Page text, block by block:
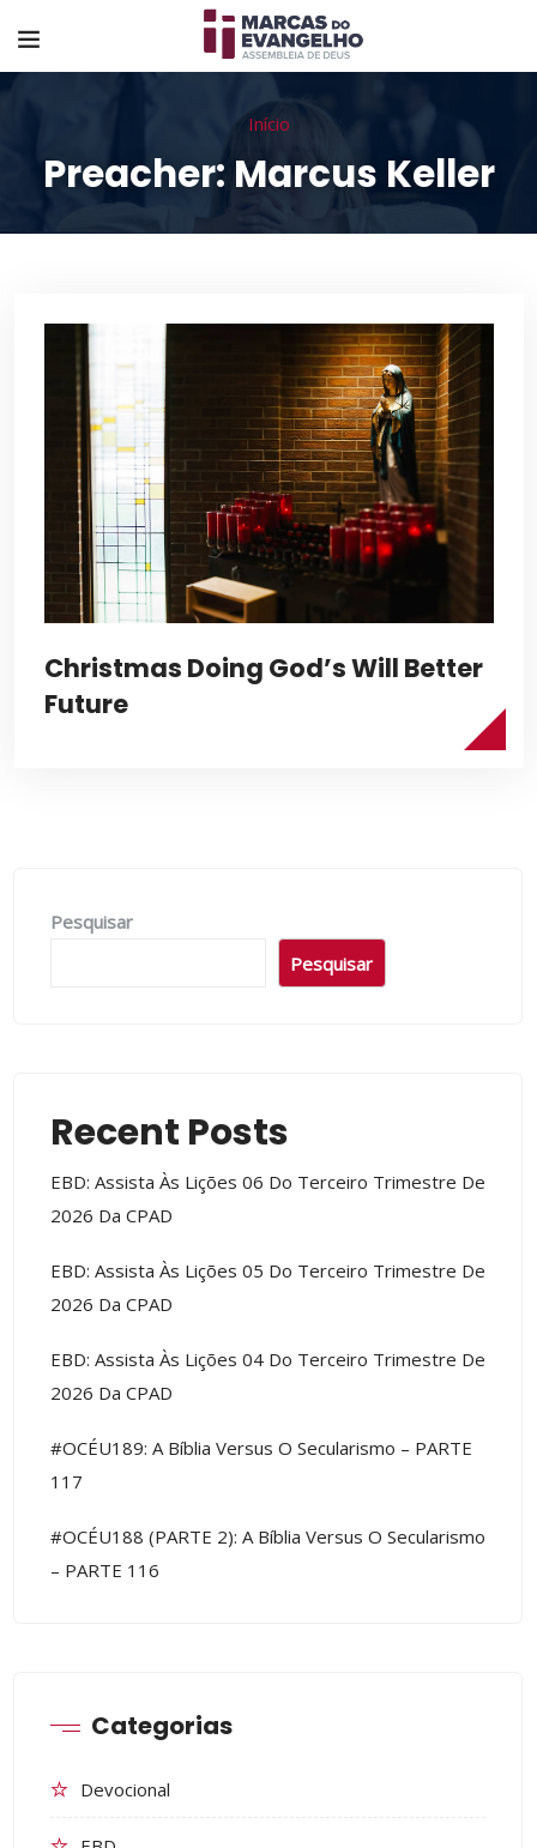
Início
Preacher: Marcus Keller
Christmas Doing God’s Will Better
Future
Pesquisar
Pesquisar
Recent Posts
EBD: Assista Às Lições 06 Do Terceiro Trimestre De
2026 Da CPAD
EBD: Assista Às Lições 05 Do Terceiro Trimestre De
2026 Da CPAD
EBD: Assista Às Lições 04 Do Terceiro Trimestre De
2026 Da CPAD
#OCÉU189: A Bíblia Versus O Secularismo – PARTE
117
#OCÉU188 (PARTE 2): A Bíblia Versus O Secularismo
– PARTE 116
Categorias
Devocional